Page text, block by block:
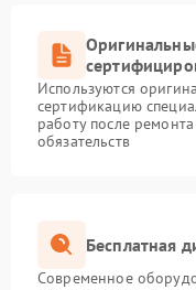
Используются
сертификацию
работу после
обязательств
Бесплатная
Современное